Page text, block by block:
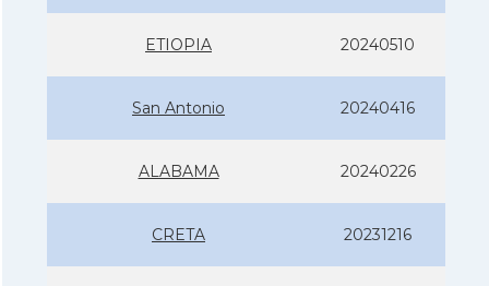
ETIOPIA 20240510
San Antonio 20240416
ALABAMA 20240226
CRETA 20231216